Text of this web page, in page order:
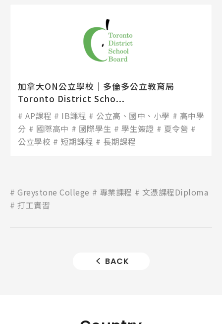
加拿大ON公立學校│多倫多公立教育局
Toronto District Scho...
AP課程 IB課程 公立高、國中、小學
高中學
分
國際高中 國際學生 學生簽證
夏令營
公立學校
短期課程 長期課程
Greystone College 專業課程
文憑課程Diploma
打工實習
BACK